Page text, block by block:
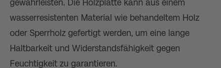
gewährleisten. Die Holzplatte kann aus einem
wasserresistenten Material wie behandeltem Holz
oder Sperrholz gefertigt werden, um eine lange
Haltbarkeit und Widerstandsfähigkeit gegen
Feuchtigkeit zu garantieren.